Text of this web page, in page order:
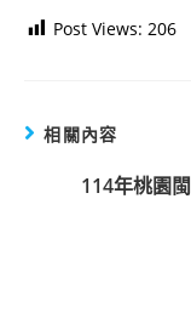
Post Views: 206
相關內容
114年桃園